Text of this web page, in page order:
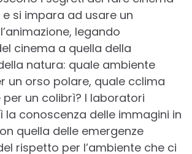
e si impara ad usare un
legando
cinema a quella della
natura: quale ambiente
un orso polare, quale cclima
un colibrì? I laboratori
la conoscenza delle immagini in
quella delle emergenze
rispetto per l’ambiente che ci